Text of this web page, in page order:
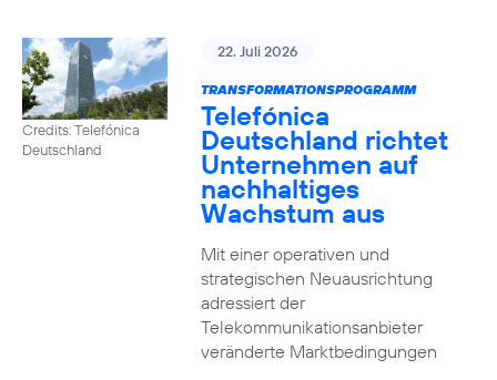
Credits: Telefónica
Deutschland
22. Juli 2026
TRANSFORMATIONSPROGRAMM
Telefónica
Deutschland richtet
Unternehmen auf
nachhaltiges
Wachstum aus
Mit einer operativen und
strategischen Neuausrichtung
adressiert der
Telekommunikationsanbieter
veränderte Marktbedingungen